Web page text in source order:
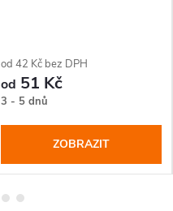
od 42 Kč bez DPH
od 51 Kč
3 - 5 dnů
ZOBRAZIT